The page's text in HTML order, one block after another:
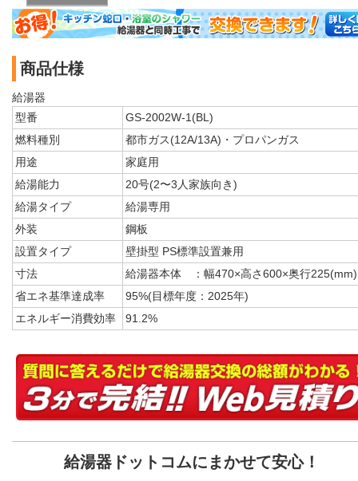
商品仕様
給湯器
型番
GS-2002W-1(BL)
燃料種別
都市ガス(12A/13A)・プロパンガス
用途
家庭用
給湯能力
20号(2〜3人家族向き)
給湯タイプ
給湯専用
外装
鋼板
設置タイプ
壁掛型 PS標準設置兼用
寸法
給湯器本体 ：幅470×高さ600×奥行225(mm)
省エネ基準達成率
95%(目標年度：2025年)
エネルギー消費効率
91.2%
給湯器ドットコムにまかせて安心！